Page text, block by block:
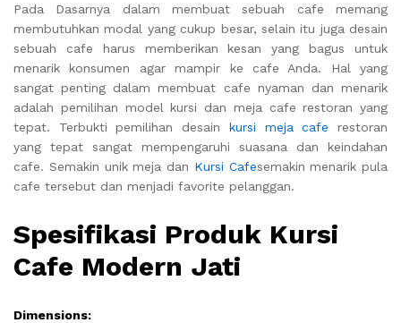
Pada Dasarnya dalam membuat sebuah cafe memang
membutuhkan modal yang cukup besar, selain itu juga desain
sebuah cafe harus memberikan kesan yang bagus untuk
menarik konsumen agar mampir ke cafe Anda. Hal yang
sangat penting dalam membuat cafe nyaman dan menarik
adalah pemilihan model kursi dan meja cafe restoran yang
tepat. Terbukti pemilihan desain kursi meja cafe restoran
yang tepat sangat mempengaruhi suasana dan keindahan
cafe. Semakin unik meja dan Kursi Cafesemakin menarik pula
cafe tersebut dan menjadi favorite pelanggan.
Spesifikasi Produk Kursi
Cafe Modern Jati
Dimensions: